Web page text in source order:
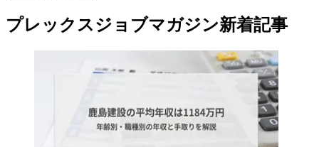
プレックスジョブマガジン新着記事